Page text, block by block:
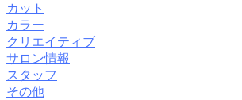
カット
カラー
クリエイティブ
サロン情報
スタッフ
その他